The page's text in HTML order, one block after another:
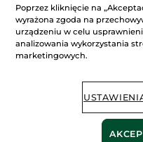
na
5
gwiazdek.
Przeczytaj
recenzje.
Maska
&
Krem
na
noc
-29%
Dostawa między
Poprzez kliknięcie na
wyrażona zgoda na
urządzeniu w celu
analizowania wykorzystania
marketingowych.